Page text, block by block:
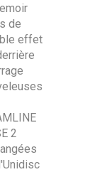
de
effet
2